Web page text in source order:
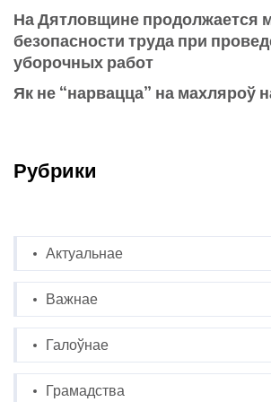
На Дятловщине продолжается
безопасности труда при
уборочных работ
Як не “нарвацца” на махляроў
Рубрики
Актуальнае
Важнае
Галоўнае
Грамадства